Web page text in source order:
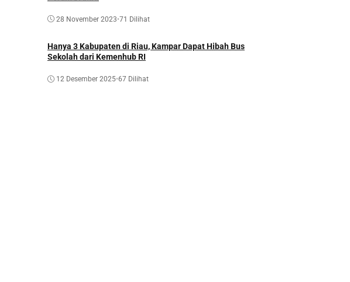
28 November 2023•71 Dilihat
Hanya 3 Kabupaten di Riau, Kampar Dapat Hibah Bus
Sekolah dari Kemenhub RI
12 Desember 2025•67 Dilihat